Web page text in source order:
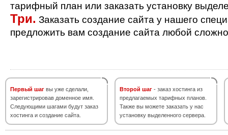
тарифный план или заказать установку
Три. Заказать создание сайта у нашего
предложить вам создание сайта любой
Первый шаг вы уже сделали,
зарегистрировав доменное имя.
Следующими шагами будут заказ
хостинга и создание сайта.
Второй шаг - заказ хостинга из
предлагаемых тарифных планов.
Также вы можете заказать у нас
установку выделенного сервера.